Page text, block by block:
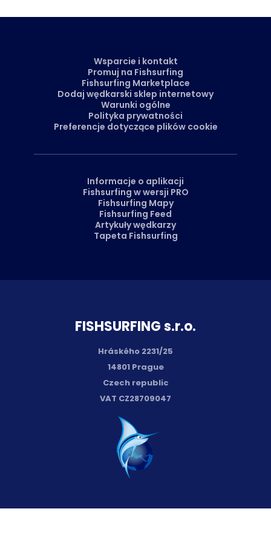
FISH­SURFING s.r.o.
Hráského 2231/25
14801 Prague
Czech republic
VAT CZ28709047
Wsparcie i kontakt
Promuj na Fishsurfing
Fishsurfing Marketplace
Dodaj wędkarski sklep internetowy
Warunki ogólne
Polityka prywatności
Preferencje dotyczące plików cookie
Informacje o aplikacji
Fishsurfing w wersji PRO
Fishsurfing Mapy
Fishsurfing Feed
Artykuły wędkarzy
Tapeta Fishsurfing